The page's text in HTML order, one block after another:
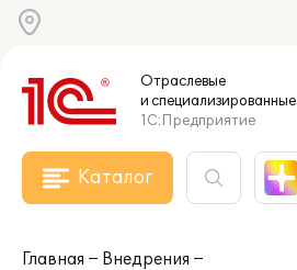
Отраслевые
и специализированные
1С:Предприятие
Каталог
Главная
Внедрения